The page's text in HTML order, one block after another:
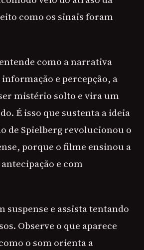
como os sinais foram
como a narrativa
e percepção, a
mistério solto e vira um
É isso que sustenta a ideia
de Spielberg revolucionou o
porque o filme ensinou a
e com
suspense e assista tentando
Observe o que aparece
o som orienta a